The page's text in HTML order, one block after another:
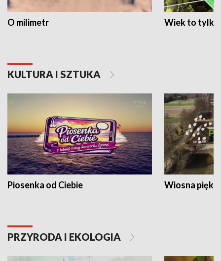
O milimetr Wiek to tylko
KULTURA I SZTUKA
Piosenka od Ciebie Wiosna
PRZYRODA I EKOLOGIA